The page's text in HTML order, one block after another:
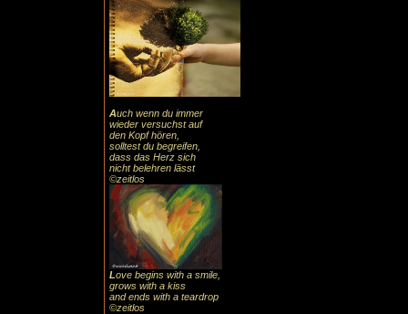
Auch wenn du immer
wieder versuchst auf
den Kopf hören,
solltest du begreifen,
dass das Herz sich
nicht belehren lässt
©zeitlos
Love begins with a smile,
grows with a kiss
and ends with a teardrop
©zeitlos